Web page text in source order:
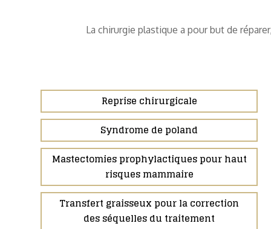
La chirurgie plastique a pour but de
Reprise chirurgicale
Syndrome de poland
Mastectomies prophylactiques pour haut
risques mammaire
Transfert graisseux pour la correction
des séquelles du traitement